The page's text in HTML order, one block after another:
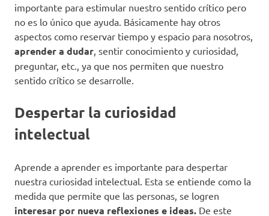
importante para estimular nuestro sentido crítico pero
no es lo único que ayuda. Básicamente hay otros
aspectos como reservar tiempo y espacio para nosotros,
aprender a dudar, sentir conocimiento y curiosidad,
preguntar, etc., ya que nos permiten que nuestro
sentido crítico se desarrolle.
Despertar la curiosidad
intelectual
Aprende a aprender es importante para despertar
nuestra curiosidad intelectual. Esta se entiende como la
medida que permite que las personas, se logren
interesar por nueva reflexiones e ideas. De este